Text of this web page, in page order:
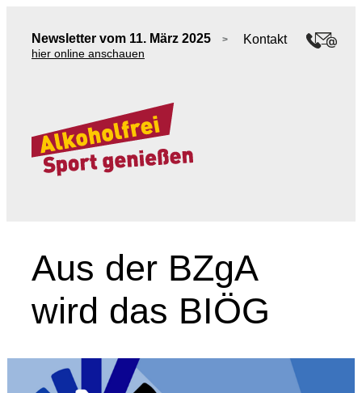
Newsletter vom 11. März 2025 >
hier online anschauen
Kontakt
Aus der BZgA
wird das BIÖG